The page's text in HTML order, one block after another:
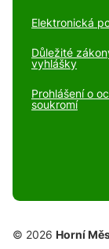
Elektronická
Důležité
vyhlášky
Prohlášení o
soukromí
© 2026 Horní